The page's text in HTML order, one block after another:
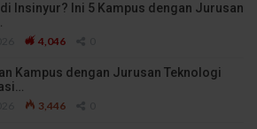
Insinyur? Ini 5 Kampus dengan Jurusan
4,046
Kampus dengan Jurusan Teknologi
3,446